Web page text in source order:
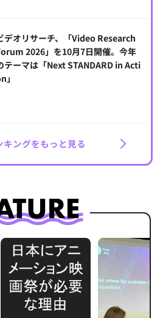
デオリサーチ、「Video Research
2026」を10月7日開催。今年
テーマは「Next STANDARD in Acti
」
キングをもっと見る